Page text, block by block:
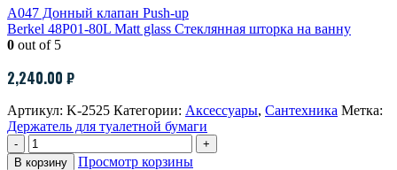
A047 Донный клапан Push-up
Berkel 48P01-80L Matt glass Стеклянная шторка на ванну
0 out of 5
2,240.00 ₽
Артикул: K-2525 Категории: Аксессуары, Сантехника Метка:
Держатель для туалетной бумаги
-
+
В корзину
Просмотр корзины